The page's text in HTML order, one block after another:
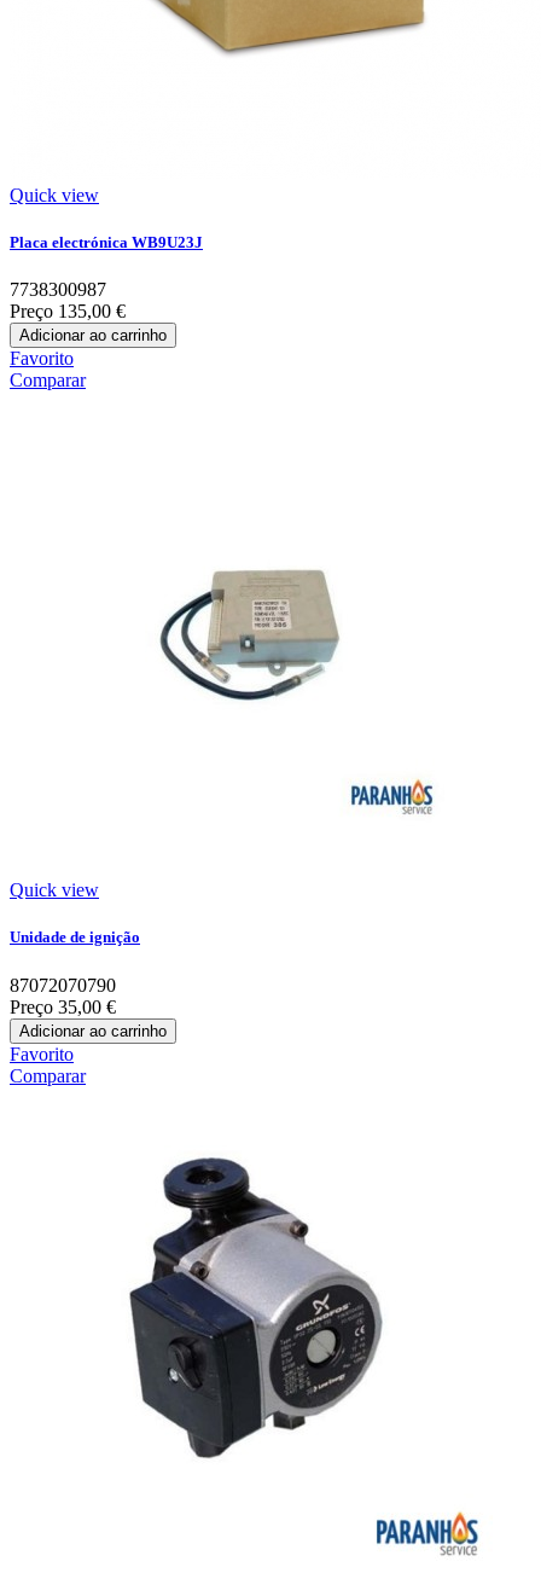
Quick view
Placa electrónica WB9U23J
7738300987
Preço 135,00 €
Adicionar ao carrinho
Favorito
Comparar
Quick view
Unidade de ignição
87072070790
Preço 35,00 €
Adicionar ao carrinho
Favorito
Comparar